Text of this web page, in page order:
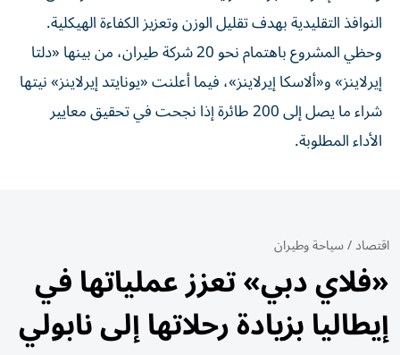
النوافذ التقليدية بهدف تقليل الوزن وتعزيز الكفاءة الهيكلية.
وحظي المشروع باهتمام نحو 20 شركة طيران، من بينها «دلتا
إيرلاينز» و«ألاسكا إيرلاينز»، فيما أعلنت «يونايتد إيرلاينز» نيتها
شراء ما يصل إلى 200 طائرة إذا نجحت في تحقيق معايير
الأداء المطلوبة.
اقتصاد/سياحة وطيران
«فلاي دبي» تعزز عملياتها في
إيطاليا بزيادة رحلاتها إلى نابولي